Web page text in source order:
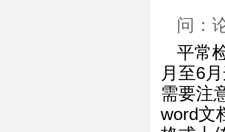
问：
平常
月至6
需要注
word文